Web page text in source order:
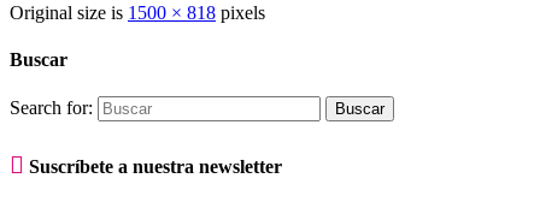
Original size is 1500 × 818 pixels
Buscar
Search for:
 Suscríbete a nuestra newsletter